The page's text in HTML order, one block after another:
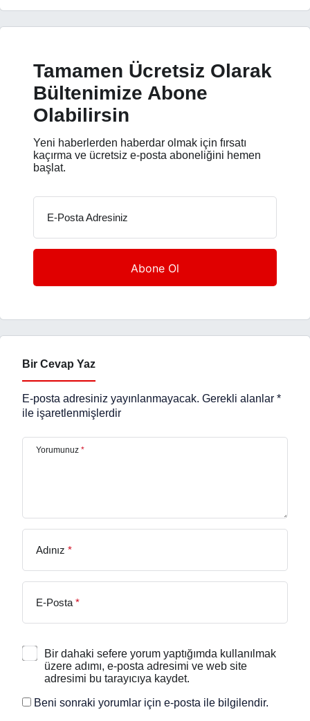
Tamamen Ücretsiz Olarak
Bültenimize Abone
Olabilirsin
Yeni haberlerden haberdar olmak için fırsatı
kaçırma ve ücretsiz e-posta aboneliğini hemen
başlat.
E-Posta Adresiniz
Bir Cevap Yaz
E-posta adresiniz yayınlanmayacak. Gerekli alanlar *
ile işaretlenmişlerdir
Yorumunuz *
Adınız *
E-Posta *
Bir dahaki sefere yorum yaptığımda kullanılmak
üzere adımı, e-posta adresimi ve web site
adresimi bu tarayıcıya kaydet.
Beni sonraki yorumlar için e-posta ile bilgilendir.